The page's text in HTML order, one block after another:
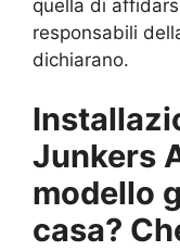
quella di
responsabili
dichiarano.
Junkers
modello
casa?